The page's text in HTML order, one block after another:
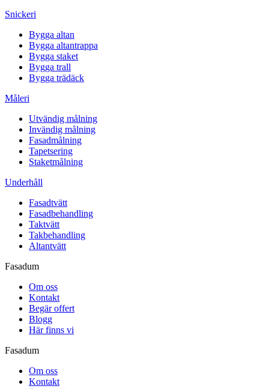
Snickeri
Bygga altan
Bygga altantrappa
Bygga staket
Bygga trall
Bygga trädäck
Måleri
Utvändig målning
Invändig målning
Fasadmålning
Tapetsering
Staketmålning
Underhåll
Fasadtvätt
Fasadbehandling
Taktvätt
Takbehandling
Altantvätt
Fasadum
Om oss
Kontakt
Begär offert
Blogg
Här finns vi
Fasadum
Om oss
Kontakt